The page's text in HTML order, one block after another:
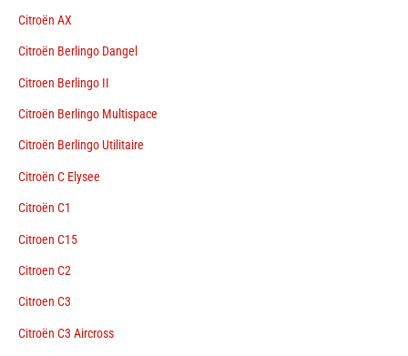
Citroën AX
Citroën Berlingo Dangel
Citroen Berlingo II
Citroën Berlingo Multispace
Citroën Berlingo Utilitaire
Citroën C Elysee
Citroën C1
Citroen C15
Citroen C2
Citroen C3
Citroën C3 Aircross